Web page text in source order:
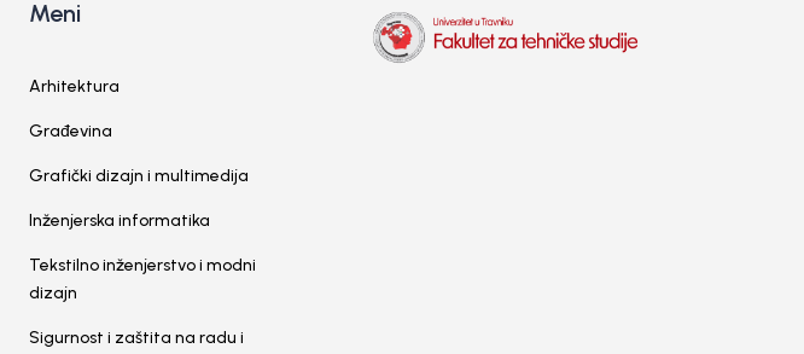
Meni
Arhitektura
Građevina
Grafički dizajn i multimedija
Inženjerska informatika
Tekstilno inženjerstvo i modni
dizajn
Sigurnost i zaštita na radu i